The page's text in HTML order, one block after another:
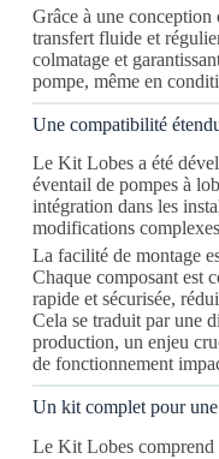
Grâce à une conception
transfert fluide et
colmatage et
pompe, même en
Une compatibilité
Le Kit Lobes a été
éventail de pompes à
intégration dans les
modifications
La facilité de montage
Chaque composant est
rapide et sécurisée,
Cela se traduit par une
production, un enjeu
de fonctionnement
Un kit complet pour
Le Kit Lobes comprend